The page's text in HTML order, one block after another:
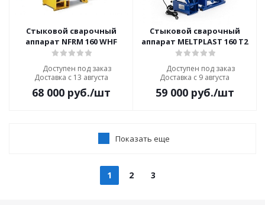
Стыковой сварочный
аппарат NFRM 160 WHF
Доступен под заказ
Доставка с 13 августа
68 000руб./шт
Стыковой сварочный
аппарат MELTPLAST 160 T2
Доступен под заказ
Доставка с 9 августа
59 000руб./шт
Показать еще
1 2 3